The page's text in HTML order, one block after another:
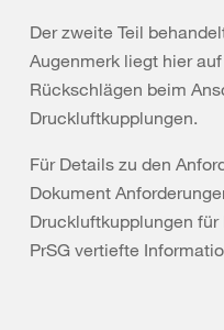
Der zweite Teil
Augenmerk liegt hier
Rückschlägen beim
Druckluftkupplungen.
Für Details zu den
Dokument
Druckluftkupplungen
PrSG vertiefte